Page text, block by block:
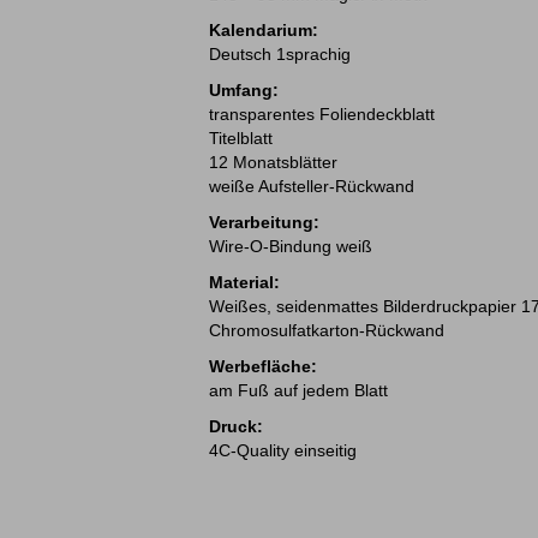
Kalendarium:
Deutsch 1sprachig
Umfang:
transparentes Foliendeckblatt
Titelblatt
12 Monatsblätter
weiße Aufsteller-Rückwand
Verarbeitung:
Wire-O-Bindung weiß
Material:
Weißes, seidenmattes Bilderdruckpapier
Chromosulfatkarton-Rückwand
Werbefläche:
am Fuß auf jedem Blatt
Druck:
4C-Quality einseitig